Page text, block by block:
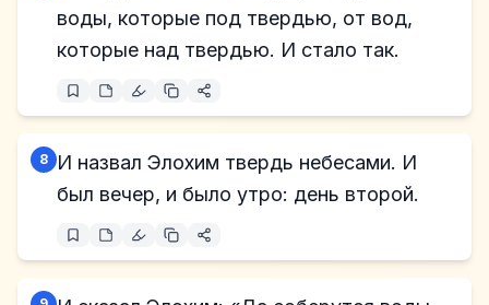
воды, которые под твердью, от вод,
которые над твердью. И стало так.
8
И назвал Элохим твердь небесами. И
был вечер, и было утро: день второй.